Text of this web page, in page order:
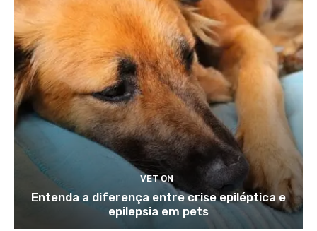
VET ON
Entenda a diferença entre crise epiléptica e
epilepsia em pets